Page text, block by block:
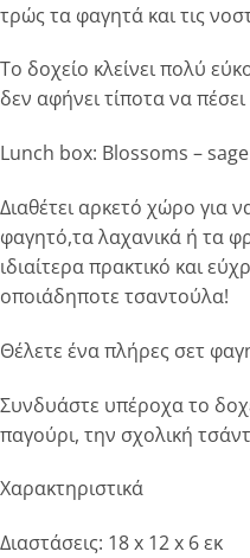
τρώς τα φαγητά και τις
Το δοχείο κλείνει πολύ
δεν αφήνει τίποτα να
Lunch box: Blossoms – sage
Διαθέτει αρκετό χώρο για
φαγητό,τα λαχανικά ή τα
ιδιαίτερα πρακτικό και
οποιάδηποτε τσαντούλα!
Θέλετε ένα πλήρες σετ
Συνδυάστε υπέροχα το
παγούρι, την σχολική
Χαρακτηριστικά
Διαστάσεις: 18 x 12 x 6 εκ